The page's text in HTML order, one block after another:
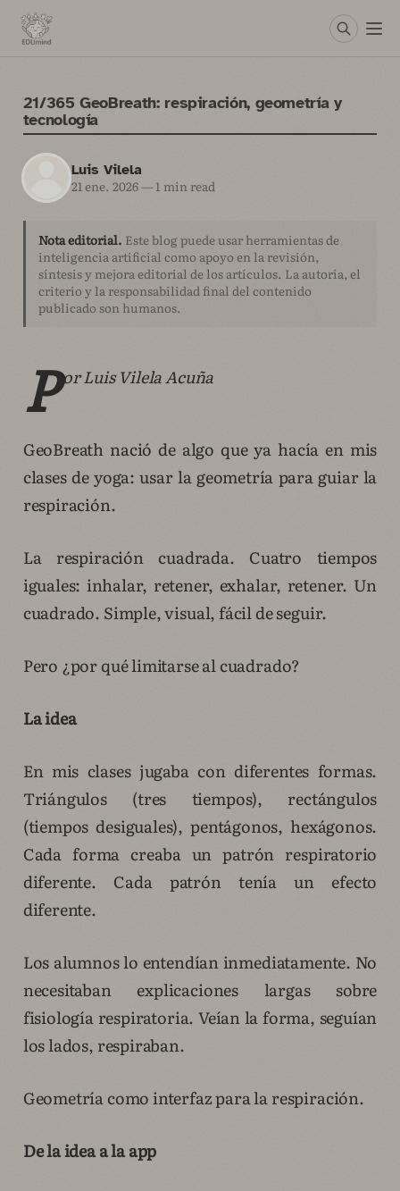
21/365 GeoBreath: respiración, geometría y
tecnología
Luis Vilela
21 ene. 2026—1 min read
Nota editorial. Este blog puede usar herramientas de
inteligencia artificial como apoyo en la revisión,
síntesis y mejora editorial de los artículos. La autoría, el
criterio y la responsabilidad final del contenido
publicado son humanos.
P or Luis Vilela Acuña
GeoBreath nació de algo que ya hacía en mis
clases de yoga: usar la geometría para guiar la
respiración.
La respiración cuadrada. Cuatro tiempos
iguales: inhalar, retener, exhalar, retener. Un
cuadrado. Simple, visual, fácil de seguir.
Pero ¿por qué limitarse al cuadrado?
La idea
En mis clases jugaba con diferentes formas.
Triángulos (tres tiempos), rectángulos
(tiempos desiguales), pentágonos, hexágonos.
Cada forma creaba un patrón respiratorio
diferente. Cada patrón tenía un efecto
diferente.
Los alumnos lo entendían inmediatamente. No
necesitaban explicaciones largas sobre
fisiología respiratoria. Veían la forma, seguían
los lados, respiraban.
Geometría como interfaz para la respiración.
De la idea a la app